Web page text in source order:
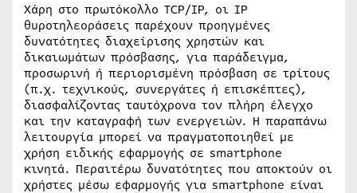
Χάρη στο πρωτόκολλο TCP/IP, οι IP
θυροτηλεοράσεις παρέχουν προηγμένες
δυνατότητες διαχείρισης χρηστών και
δικαιωμάτων πρόσβασης, για παράδειγμα,
προσωρινή ή περιορισμένη πρόσβαση σε τρίτους
(π.χ. τεχνικούς, συνεργάτες ή επισκέπτες),
διασφαλίζοντας ταυτόχρονα τον πλήρη έλεγχο
και την καταγραφή των ενεργειών. Η παραπάνω
λειτουργία μπορεί να πραγματοποιηθεί με
χρήση ειδικής εφαρμογής σε smartphone
κινητά. Περαιτέρω δυνατότητες που αποκτούν οι
χρήστες μέσω εφαρμογής για smartphone είναι